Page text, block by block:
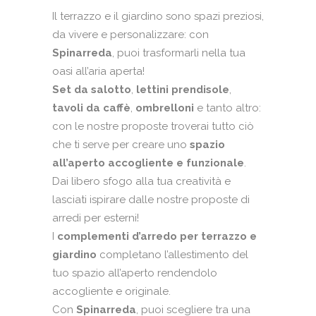
Il terrazzo e il giardino sono spazi preziosi,
da vivere e personalizzare: con
Spinarreda, puoi trasformarli nella tua
oasi all’aria aperta!
Set da salotto, lettini prendisole,
tavoli da caffè, ombrelloni e tanto altro:
con le nostre proposte troverai tutto ciò
che ti serve per creare uno spazio
all’aperto accogliente e funzionale.
Dai libero sfogo alla tua creatività e
lasciati ispirare dalle nostre proposte di
arredi per esterni!
I complementi d’arredo per terrazzo e
giardino completano l’allestimento del
tuo spazio all’aperto rendendolo
accogliente e originale.
Con Spinarreda, puoi scegliere tra una